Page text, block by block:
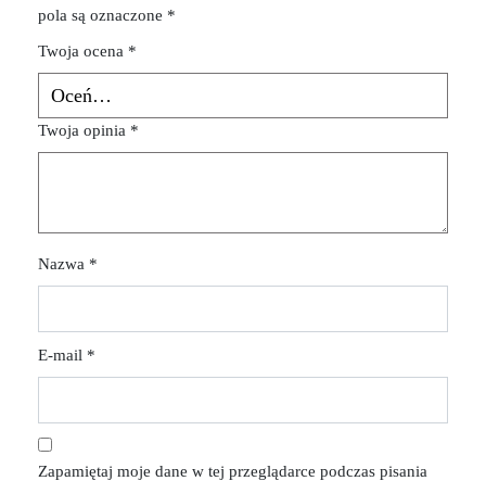
pola są oznaczone *
Twoja ocena *
Twoja opinia *
Nazwa *
E-mail *
Zapamiętaj moje dane w tej przeglądarce podczas pisania